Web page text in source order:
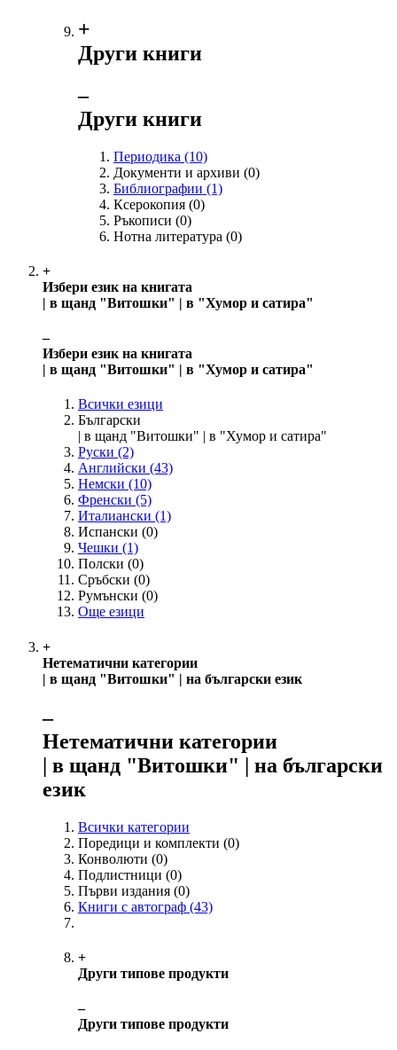
+
Други книги
‒
Други книги
Периодика (10)
Документи и архиви (0)
Библиографии (1)
Ксерокопия (0)
Ръкописи (0)
Нотна литература (0)
+
Избери език на книгата
| в щанд "Витошки" | в "Хумор и сатира"
‒
Избери език на книгата
| в щанд "Витошки" | в "Хумор и сатира"
Всички езици
Български
| в щанд "Витошки" | в "Хумор и сатира"
Руски (2)
Английски (43)
Немски (10)
Френски (5)
Италиански (1)
Испански (0)
Чешки (1)
Полски (0)
Сръбски (0)
Румънски (0)
Още езици
+
Нетематични категории
| в щанд "Витошки" | на български език
‒
Нетематични категории
| в щанд "Витошки" | на български
език
Всички категории
Поредици и комплекти (0)
Конволюти (0)
Подлистници (0)
Първи издания (0)
Книги с автограф (43)
+
Други типове продукти
‒
Други типове продукти